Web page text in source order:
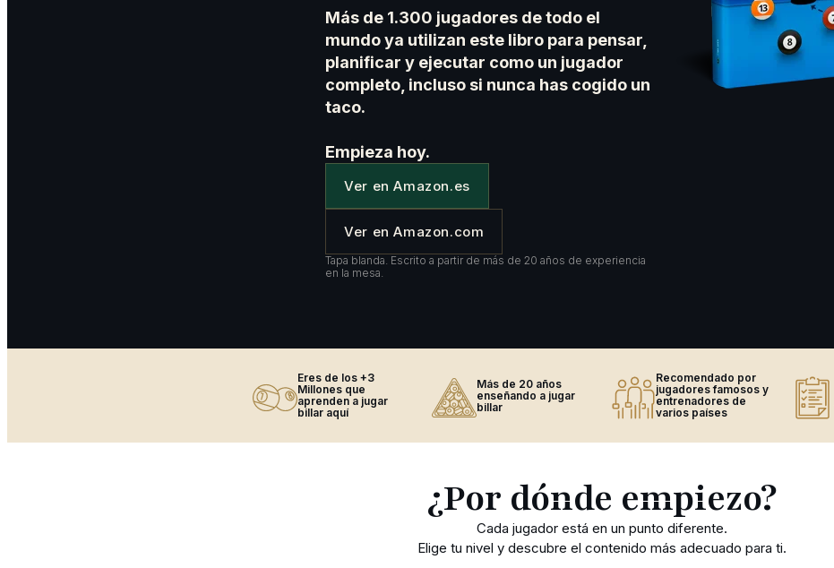
Más de 1.300 jugadores de todo el
mundo ya utilizan este libro para pensar,
planificar y ejecutar como un jugador
completo, incluso si nunca has cogido un
taco.
Empieza hoy.
Ver en Amazon.es
Ver en Amazon.com
Tapa blanda. Escrito a partir de más de 20 años de experiencia
en la mesa.
Eres de los +3
Millones que
aprenden a jugar
billar aquí
Más de 20 años
enseñando a jugar
billar
Recomendado por
jugadores famosos y
entrenadores de
varios países
¿Por dónde empiezo?
Cada jugador está en un punto diferente.
Elige tu nivel y descubre el contenido más adecuado para ti.